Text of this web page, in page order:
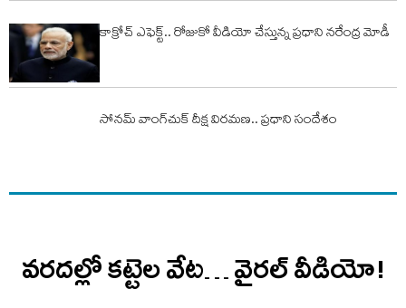
కాక్రోచ్ ఎఫెక్ట్.. రోజుకో వీడియో చేస్తున్న ప్ర‌ధాని న‌రేంద్ర మోడీ
సోనమ్‌ వాంగ్‌చుక్‌ దీక్ష విరమణ.. ప్రధాని సందేశం
వరదల్లో కట్టెల వేట… వైరల్ వీడియో!